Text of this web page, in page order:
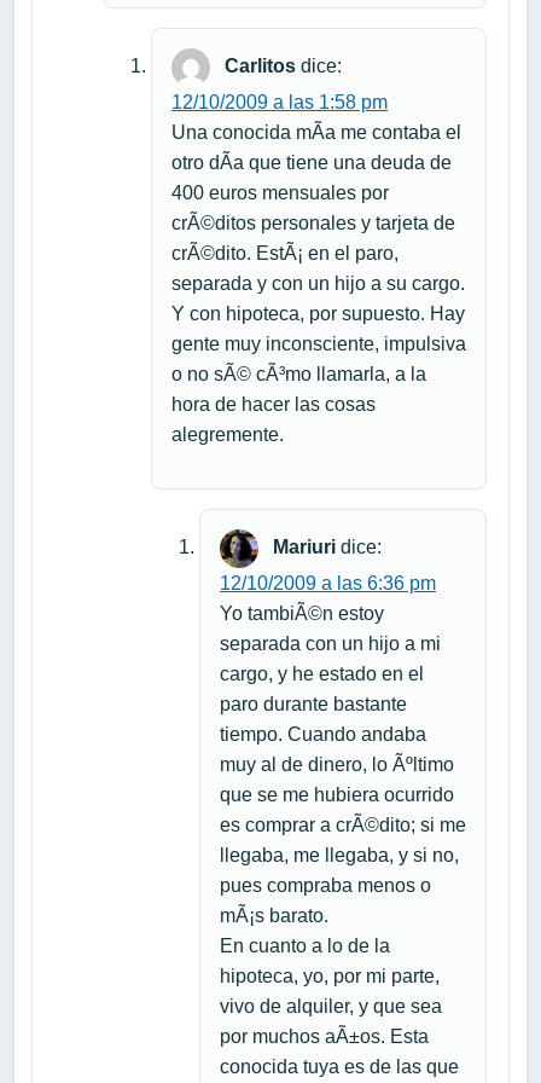
Carlitos dice:
12/10/2009 a las 1:58 pm
Una conocida mÃ­a me contaba el
otro dÃ­a que tiene una deuda de
400 euros mensuales por
crÃ©ditos personales y tarjeta de
crÃ©dito. EstÃ¡ en el paro,
separada y con un hijo a su cargo.
Y con hipoteca, por supuesto. Hay
gente muy inconsciente, impulsiva
o no sÃ© cÃ³mo llamarla, a la
hora de hacer las cosas
alegremente.
Mariuri dice:
12/10/2009 a las 6:36 pm
Yo tambiÃ©n estoy
separada con un hijo a mi
cargo, y he estado en el
paro durante bastante
tiempo. Cuando andaba
muy al de dinero, lo Ãºltimo
que se me hubiera ocurrido
es comprar a crÃ©dito; si me
llegaba, me llegaba, y si no,
pues compraba menos o
mÃ¡s barato.
En cuanto a lo de la
hipoteca, yo, por mi parte,
vivo de alquiler, y que sea
por muchos aÃ±os. Esta
conocida tuya es de las que